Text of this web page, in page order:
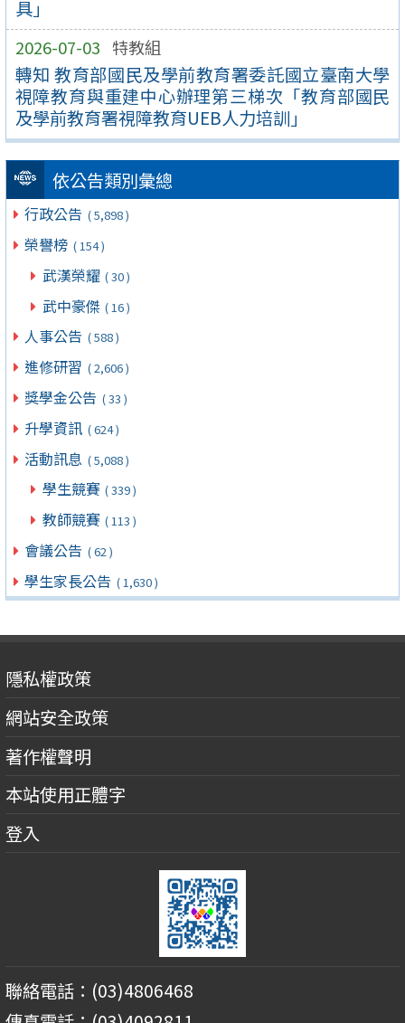
具」
2026-07-03 特教組
轉知 教育部國民及學前教育署委託國立臺南大學
視障教育與重建中心辦理第三梯次「教育部國民
及學前教育署視障教育UEB人力培訓」
依公告類別彙總
行政公告 ( 5,898 )
榮譽榜 ( 154 )
武漢榮耀 ( 30 )
武中豪傑 ( 16 )
人事公告 ( 588 )
進修研習 ( 2,606 )
獎學金公告 ( 33 )
升學資訊 ( 624 )
活動訊息 ( 5,088 )
學生競賽 ( 339 )
教師競賽 ( 113 )
會議公告 ( 62 )
學生家長公告 ( 1,630 )
隱私權政策
網站安全政策
著作權聲明
本站使用正體字
登入
聯絡電話：(03)4806468